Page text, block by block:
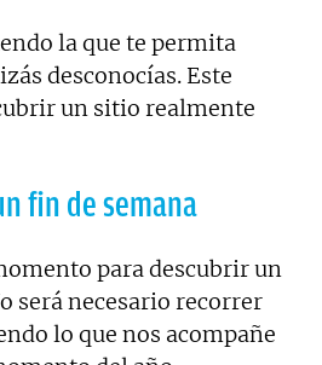
la que te permita
desconocías. Este
un sitio realmente
fin de semana
para descubrir un
será necesario recorrer
lo que nos acompañe